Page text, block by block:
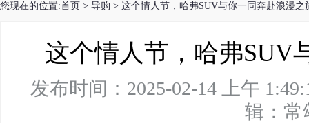
您现在的位置:首页 > 导购 > 这个情人节，哈弗SUV与你一同奔赴浪漫之
这个情人节，哈弗SUV
发布时间：2025-02-14 上午
辑：